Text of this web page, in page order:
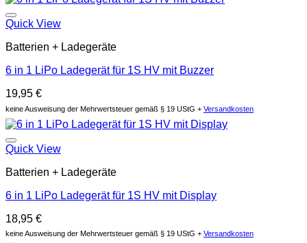
Quick View
Batterien + Ladegeräte
6 in 1 LiPo Ladegerät für 1S HV mit Buzzer
19,95 €
keine Ausweisung der Mehrwertsteuer gemäß § 19 UStG + Versandkosten
Quick View
Batterien + Ladegeräte
6 in 1 LiPo Ladegerät für 1S HV mit Display
18,95 €
keine Ausweisung der Mehrwertsteuer gemäß § 19 UStG + Versandkosten